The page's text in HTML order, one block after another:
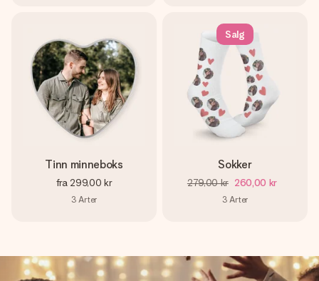
Tinn minneboks
fra 299,00 kr
3 Arter
Salg
Sokker
279,00 kr 260,00 kr
3 Arter